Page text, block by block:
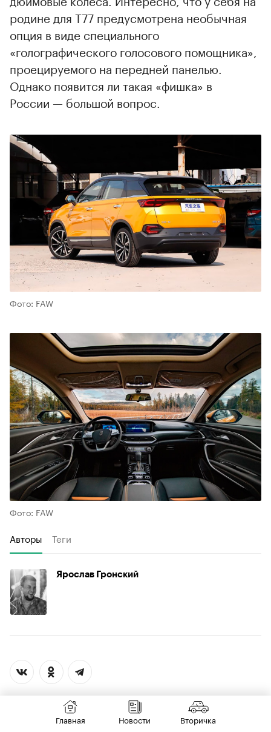
родине для T77 предусмотрена необычная
опция в виде специального
«голографического голосового помощника»,
проецируемого на передней панелью.
Однако появится ли такая «фишка» в
России — большой вопрос.
Фото: FAW
Фото: FAW
Авторы Теги
Ярослав Гронский
Главная Новости Вторичка